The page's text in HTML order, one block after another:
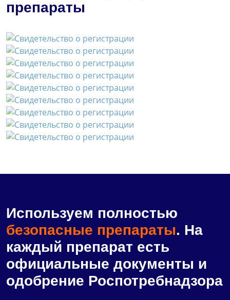
препараты
Используем полностью
безопасные препараты. На
каждый препарат есть
официальные документы и
одобрение Роспотребнадзора